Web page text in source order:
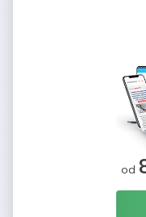
od